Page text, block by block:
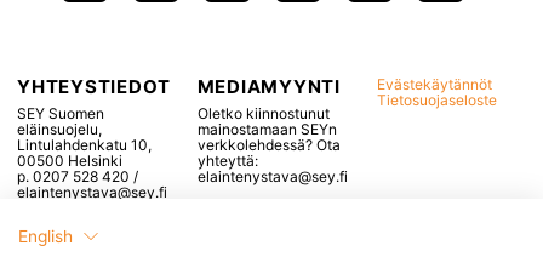
YHTEYSTIEDOT
SEY Suomen
eläinsuojelu,
Lintulahdenkatu 10,
00500 Helsinki
p. 0207 528 420 /
elaintenystava@sey.fi
MEDIAMYYNTI
Oletko kiinnostunut
mainostamaan SEYn
verkkolehdessä? Ota
yhteyttä:
elaintenystava@sey.fi
Evästekäytännöt
Tietosuojaseloste
English